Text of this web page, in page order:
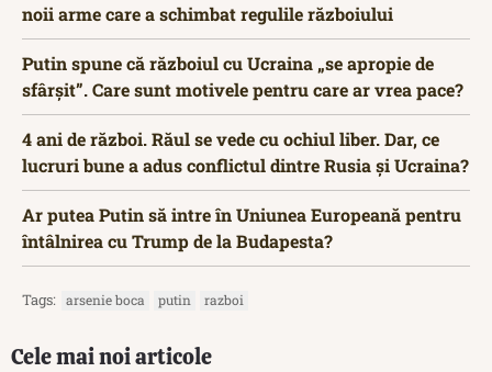
noii arme care a schimbat regulile războiului
Putin spune că războiul cu Ucraina „se apropie de
sfârșit”. Care sunt motivele pentru care ar vrea pace?
4 ani de război. Răul se vede cu ochiul liber. Dar, ce
lucruri bune a adus conflictul dintre Rusia și Ucraina?
Ar putea Putin să intre în Uniunea Europeană pentru
întâlnirea cu Trump de la Budapesta?
Tags: arsenie boca putin razboi
Cele mai noi articole